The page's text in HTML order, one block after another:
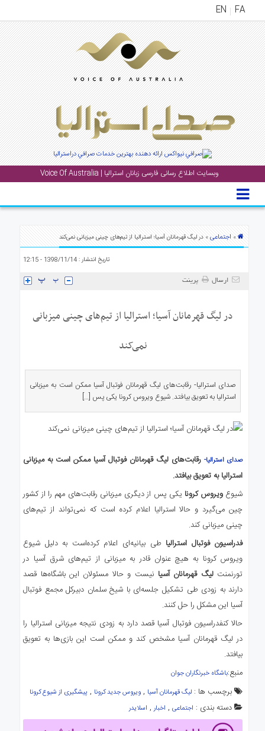
FA
EN
وبسایت اطلاع رسانی فارسی زبانان استرالیا | Voice Of Australia
منوی
اصلی
خانه
جشن
ها
و
رویداد
ها
استرالیا
» اجتماعی» در لیگ قهرمانان آسیا؛ استرالیا از تیم‌های چینی میزبانی نمی‌کند
تاریخ انتشار : 1398/11/14 - 12:15
ارسال پرینت
در لیگ قهرمانان آسیا؛ استرالیا از تیم‌های چینی میزبانی
نمی‌کند
صدای استرالیا- رقابت‌های لیگ قهرمانان فوتبال آسیا ممکن است به میزبانی
استرالیا به تعویق بیافتد. شیوع ویروس کرونا یکی پس […]
صدای استرالیا-رقابت‌های لیگ قهرمانان فوتبال آسیا ممکن است به میزبانی
استرالیا به تعویق بیافتد.
شیوعویروس کرونا یکی پس از دیگری میزبانی رقابت‌های مهم را از کشور
چین می‌گیرد و حالا استرالیا اعلام کرده است که نمی‌تواند از تیم‌های
چینی میزبانی کند.
فدراسیون فوتبال استرالیا طی بیانیه‌ای اعلام کرده‌است به دلیل شیوع
ویروس کرونا به هیچ عنوان قادر به میزبانی از تیم‌های شرق آسیا در
تورنمنتلیگ قهرمانان آسیا نیست و حالا مسئولان این باشگاه‌ها قصد
دارند به زودی طی تشکیل جلسه‌ای با شیخ سلمان دبیرکل مجمع فوتبال
آسیا این مشکل را حل کنند.
حالا کنفدراسیون فوتبال آسیا قصد دارد به زودی نتیجه میزبانی استرالیا را
در لیگ قهرمانان آسیا مشخص کند و ممکن است این بازی‌ها به تعویق
بیافتد.
منبع:باشگاه خبرنگاران جوان
برچسب ها : لیگ قهرمانان آسیا , ویروس جدید کرونا , پیشگیری از شیوع کرونا
دسته بندی : اجتماعی, اخبار, اسلایدر